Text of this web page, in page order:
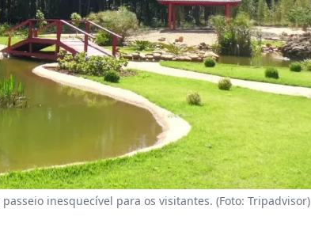
inesquecível para os visitantes. (Foto: Tripadvisor)